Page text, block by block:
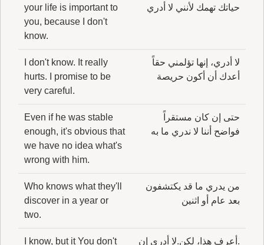
حياتك تهمك لأنني لا أدري
your life is important to
you, because I don't
know.
لا أدري، إنها تؤلمني حقاً
أعدك أن أكون حريصة
I don't know. It really
hurts. I promise to be
very careful.
حتى إن كان مستقراً
فواضح أننا لا ندري ما به
Even if he was stable
enough, it's obvious that
we have no idea what's
wrong with him.
من يدري ما قد يكتشفون
بعد عام أو اثنين
Who knows what they'll
discover in a year or
two.
.أعرف هذا، لكن.لا أدري إن I know, but it You don't